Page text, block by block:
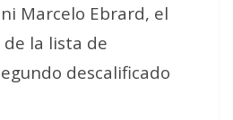
Marcelo Ebrard, el
la lista de
descalificado